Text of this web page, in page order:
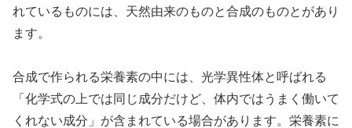
れているものには、天然由来のものと合成のものとがあり
ます。
合成で作られる栄養素の中には、光学異性体と呼ばれる
「化学式の上では同じ成分だけど、体内ではうまく働いて
くれない成分」が含まれている場合があります。栄養素に